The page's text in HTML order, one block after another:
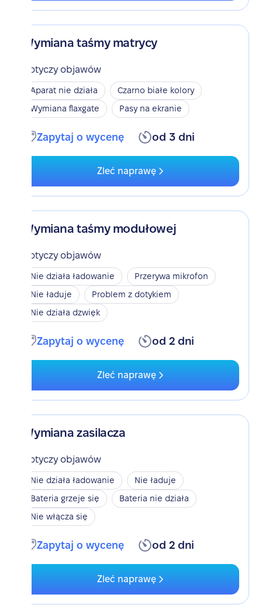
Wymiana taśmy matrycy
Dotyczy objawów
Aparat nie działa
Czarno białe kolory
Wymiana flaxgate
Pasy na ekranie
Zapytaj o wycenę od 3 dni
Zleć naprawę
Wymiana taśmy modułowej
Dotyczy objawów
Nie działa ładowanie
Przerywa mikrofon
Nie ładuje
Problem z dotykiem
Nie działa dzwięk
Zapytaj o wycenę od 2 dni
Zleć naprawę
Wymiana zasilacza
Dotyczy objawów
Nie działa ładowanie
Nie ładuje
Bateria grzeje się
Bateria nie działa
Nie włącza się
Zapytaj o wycenę od 2 dni
Zleć naprawę